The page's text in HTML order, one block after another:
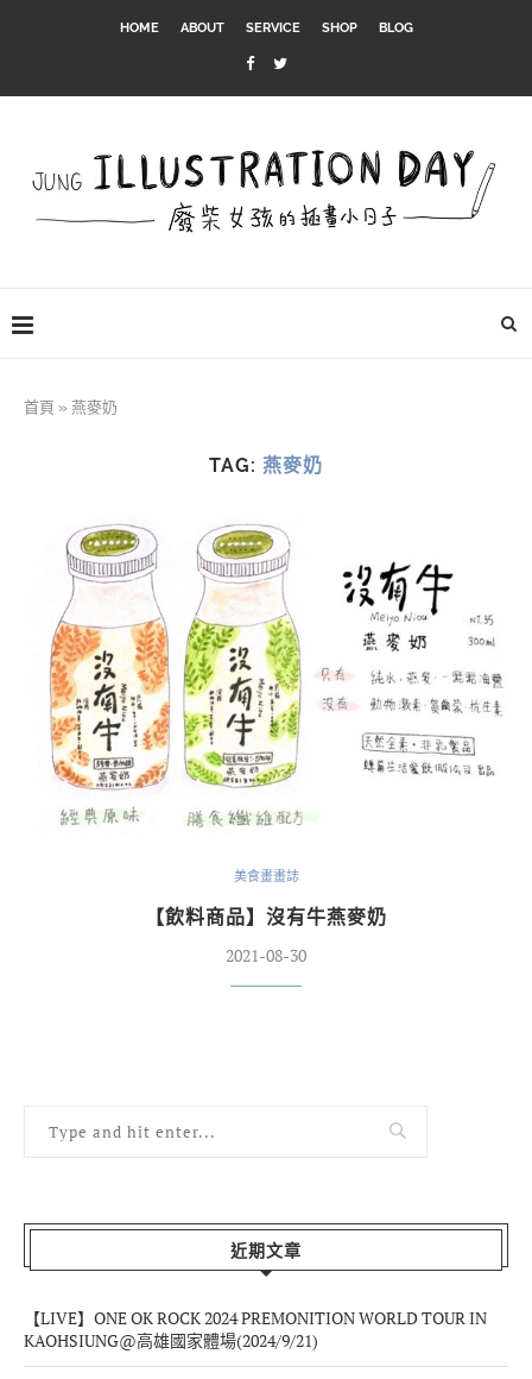
HOME ABOUT SERVICE SHOP BLOG
首頁 » 燕麥奶
TAG: 燕麥奶
美食畫畫誌
【飲料商品】沒有牛燕麥奶
2021-08-30
近期文章
【LIVE】ONE OK ROCK 2024 PREMONITION WORLD TOUR IN
KAOHSIUNG@高雄國家體場(2024/9/21)